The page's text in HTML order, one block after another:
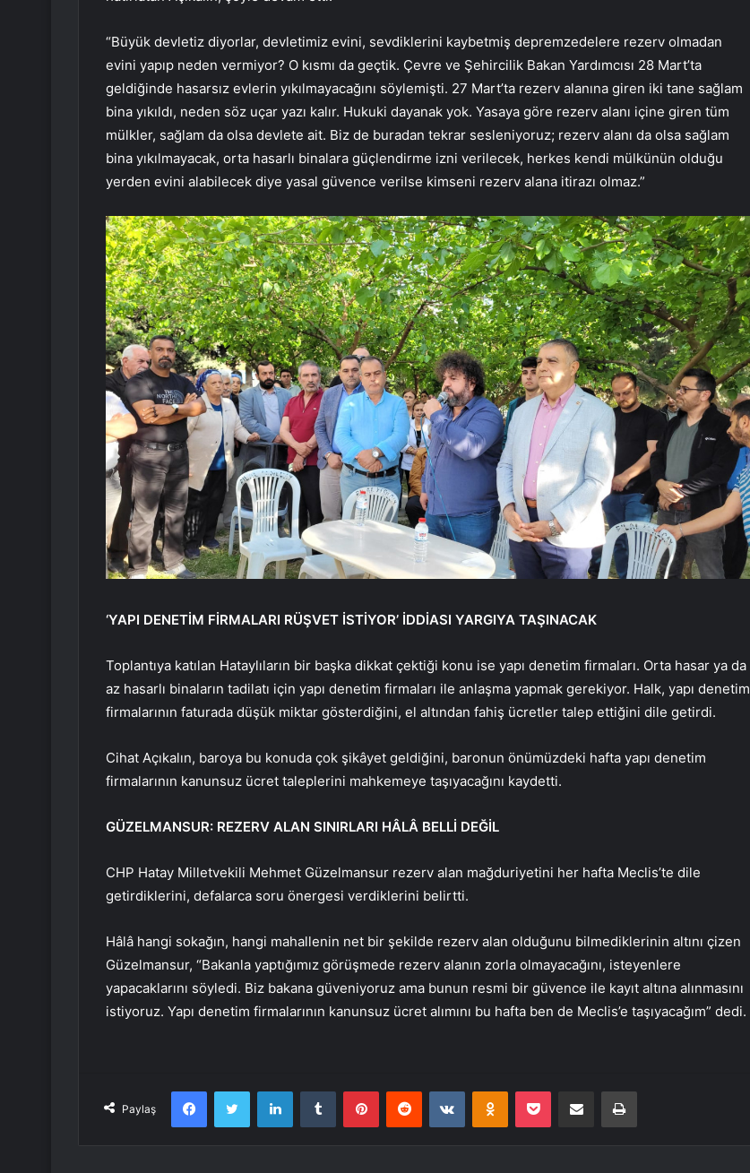
“Büyük devletiz diyorlar, devletimiz evini, sevdiklerini kaybetmiş depremzedelere rezerv olmadan
evini yapıp neden vermiyor? O kısmı da geçtik. Çevre ve Şehircilik Bakan Yardımcısı 28 Mart’ta
geldiğinde hasarsız evlerin yıkılmayacağını söylemişti. 27 Mart’ta rezerv alanına giren iki tane sağlam
bina yıkıldı, neden söz uçar yazı kalır. Hukuki dayanak yok. Yasaya göre rezerv alanı içine giren tüm
mülkler, sağlam da olsa devlete ait. Biz de buradan tekrar sesleniyoruz; rezerv alanı da olsa sağlam
bina yıkılmayacak, orta hasarlı binalara güçlendirme izni verilecek, herkes kendi mülkünün olduğu
yerden evini alabilecek diye yasal güvence verilse kimseni rezerv alana itirazı olmaz.”
‘YAPI DENETİM FİRMALARI RÜŞVET İSTİYOR’ İDDİASI YARGIYA TAŞINACAK
Toplantıya katılan Hataylıların bir başka dikkat çektiği konu ise yapı denetim firmaları. Orta hasar ya da
az hasarlı binaların tadilatı için yapı denetim firmaları ile anlaşma yapmak gerekiyor. Halk, yapı denetim
firmalarının faturada düşük miktar gösterdiğini, el altından fahiş ücretler talep ettiğini dile getirdi.
Cihat Açıkalın, baroya bu konuda çok şikâyet geldiğini, baronun önümüzdeki hafta yapı denetim
firmalarının kanunsuz ücret taleplerini mahkemeye taşıyacağını kaydetti.
GÜZELMANSUR: REZERV ALAN SINIRLARI HÂLÂ BELLİ DEĞİL
CHP Hatay Milletvekili Mehmet Güzelmansur rezerv alan mağduriyetini her hafta Meclis’te dile
getirdiklerini, defalarca soru önergesi verdiklerini belirtti.
Hâlâ hangi sokağın, hangi mahallenin net bir şekilde rezerv alan olduğunu bilmediklerinin altını çizen
Güzelmansur, “Bakanla yaptığımız görüşmede rezerv alanın zorla olmayacağını, isteyenlere
yapacaklarını söyledi. Biz bakana güveniyoruz ama bunun resmi bir güvence ile kayıt altına alınmasını
istiyoruz. Yapı denetim firmalarının kanunsuz ücret alımını bu hafta ben de Meclis’e taşıyacağım” dedi.
Paylaş
FacebookTwitter LinkedInTumblr PinterestReddit VKontakteOdnoklassniki
Pocket E-Posta ile paylaş Yazdır